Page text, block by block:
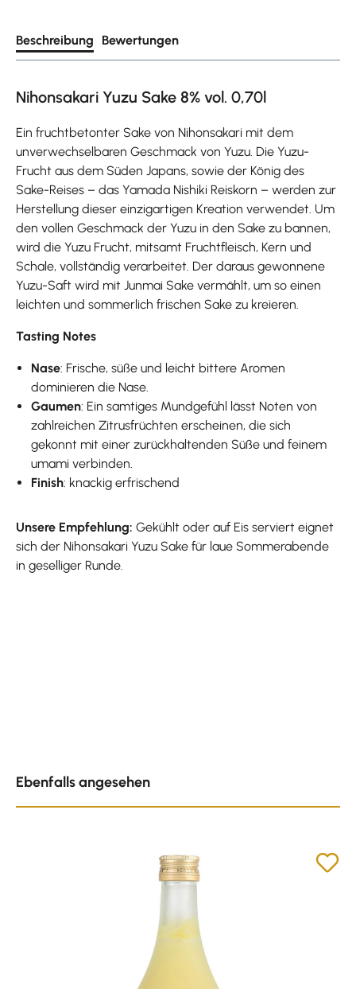
Beschreibung Bewertungen
Nihonsakari Yuzu Sake 8% vol. 0,70l
Ein fruchtbetonter Sake von Nihonsakari mit dem
unverwechselbaren Geschmack von Yuzu. Die Yuzu-
Frucht aus dem Süden Japans, sowie der König des
Sake-Reises – das Yamada Nishiki Reiskorn – werden zur
Herstellung dieser einzigartigen Kreation verwendet. Um
den vollen Geschmack der Yuzu in den Sake zu bannen,
wird die Yuzu Frucht, mitsamt Fruchtfleisch, Kern und
Schale, vollständig verarbeitet. Der daraus gewonnene
Yuzu-Saft wird mit Junmai Sake vermählt, um so einen
leichten und sommerlich frischen Sake zu kreieren.
Tasting Notes
Nase: Frische, süße und leicht bittere Aromen
dominieren die Nase.
Gaumen: Ein samtiges Mundgefühl lässt Noten von
zahlreichen Zitrusfrüchten erscheinen, die sich
gekonnt mit einer zurückhaltenden Süße und feinem
umami verbinden.
Finish: knackig erfrischend
Unsere Empfehlung: Gekühlt oder auf Eis serviert eignet
sich der Nihonsakari Yuzu Sake für laue Sommerabende
in geselliger Runde.
Ebenfalls angesehen